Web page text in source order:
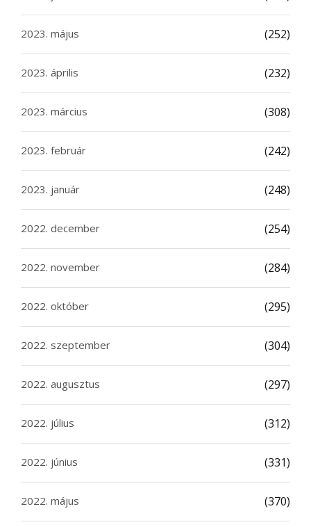
2023. május (252)
2023. április (232)
2023. március (308)
2023. február (242)
2023. január (248)
2022. december (254)
2022. november (284)
2022. október (295)
2022. szeptember (304)
2022. augusztus (297)
2022. július (312)
2022. június (331)
2022. május (370)